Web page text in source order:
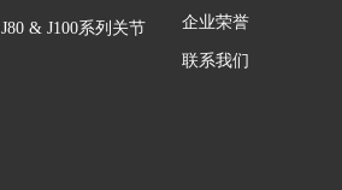
J80 & J100系列关节 企业荣誉
联系我们